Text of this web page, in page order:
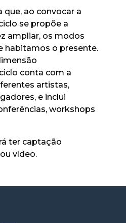
que, ao convocar a
se propõe a
ampliar, os modos
habitamos o presente.
conta com a
artistas,
e inclui
workshops
ter captação
vídeo.